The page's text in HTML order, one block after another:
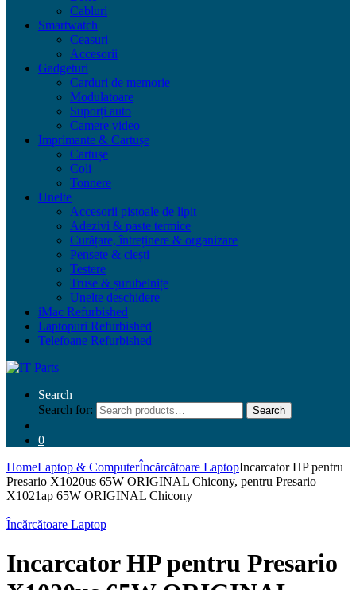
Cabluri
Smartwatch
Ceasuri
Accesorii
Gadgeturi
Carduri de memorie
Modulatoare
Suporți auto
Camere video
Imprimante & Cartușe
Cartușe
Coli
Tonnere
Unelte
Accesorii pistoale de lipit
Adezivi & paste termice
Curățare, întreținere & organizare
Pensete & clești
Testere
Truse & șurubelnițe
Unelte deschidere
iMac Refurbished
Laptopuri Refurbished
Telefoane Refurbished
Search
Search for:
Search
0
HomeLaptop & ComputerÎncărcătoare LaptopIncarcator HP pentru
Presario X1020us 65W ORIGINAL Chicony, pentru Presario
X1021ap 65W ORIGINAL Chicony
Încărcătoare Laptop
Incarcator HP pentru Presario